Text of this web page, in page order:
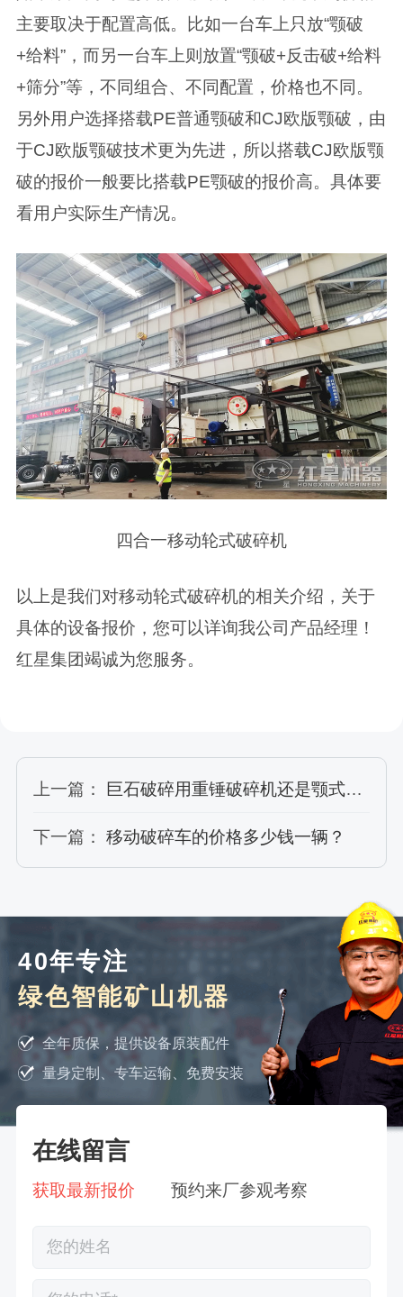
主要取决于配置高低。比如一台车上只放“颚破
+给料”，而另一台车上则放置“颚破+反击破+给料
+筛分”等，不同组合、不同配置，价格也不同。
另外用户选择搭载PE普通颚破和CJ欧版颚破，由
于CJ欧版颚破技术更为先进，所以搭载CJ欧版颚
破的报价一般要比搭载PE颚破的报价高。具体要
看用户实际生产情况。
四合一移动轮式破碎机
以上是我们对移动轮式破碎机的相关介绍，关于
具体的设备报价，您可以详询我公司产品经理！
红星集团竭诚为您服务。
上一篇： 巨石破碎用重锤破碎机还是颚式破碎机，选择可不简单
下一篇： 移动破碎车的价格多少钱一辆？
40年专注
绿色智能矿山机器
全年质保，提供设备原装配件
量身定制、专车运输、免费安装
在线留言
获取最新报价 预约来厂参观考察